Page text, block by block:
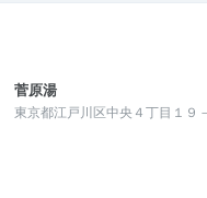
菅原湯
東京都江戸川区中央４丁目１９